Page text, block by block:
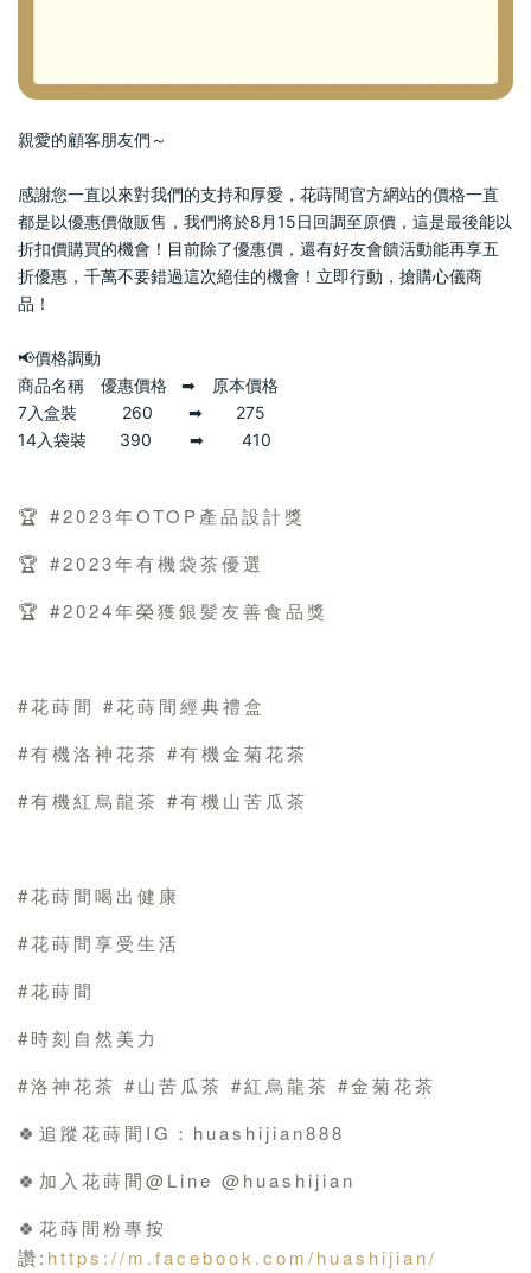
親愛的顧客朋友們～
感謝您一直以來對我們的支持和厚愛，花蒔間官方網站的價格一直
都是以優惠價做販售，我們將於8月15日回調至原價，這是最後能以
折扣價購買的機會！目前除了優惠價，還有好友會饋活動能再享五
折優惠，千萬不要錯過這次絕佳的機會！立即行動，搶購心儀商
品！
📢價格調動
商品名稱　優惠價格   ➡　原本價格
7入盒裝    　  260　    ➡　　275
14入袋裝　　390        ➡        410
🏆 #2023年OTOP產品設計獎
🏆 #2023年有機袋茶優選
🏆 #2024年榮獲銀髪友善食品獎
#花蒔間 #花蒔間經典禮盒
#有機洛神花茶 #有機金菊花茶
#有機紅烏龍茶 #有機山苦瓜茶
#花蒔間喝出健康
#花蒔間享受生活
#花蒔間
#時刻自然美力
#洛神花茶 #山苦瓜茶 #紅烏龍茶 #金菊花茶
🍀追蹤花蒔間IG：huashijian888
🍀加入花蒔間@Line @huashijian
🍀花蒔間粉專按
讚: https://m.facebook.com/huashijian/